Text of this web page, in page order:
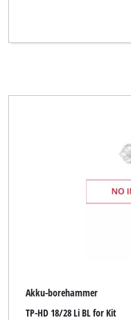
Akku-borehammer
TP-HD 18/28 Li BL for Kit